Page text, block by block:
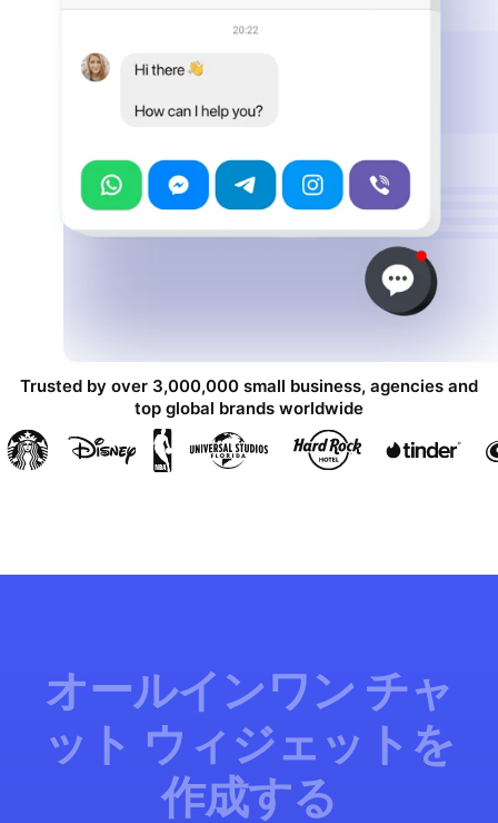
Trusted by over 3,000,000 small business, agencies and
top global brands worldwide
オールインワン チャ
ット ウィジェットを
作成する